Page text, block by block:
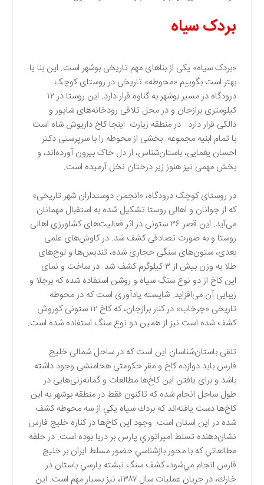
بردک سیاه
«بردک سیاه» یکی از بناهای مهم تاریخی بوشهر است. این بنا یا
بهتر است بگوییم «محوطه» تاریخی در روستای کوچک
درودگاه در مسیر بوشهر به گناوه قرار دارد. اين روستا در ۱۲
کیلومتری برازجان و در محل تلاقی رودخانه‌های شاپور و
دالکی قرار دارد. در منطقه زیارت. اینجا کاخ داریوش شاه است
با تمام ابنیه مجموعه. بخشی از محوطه را با سرپرستی دکتر
احسان یغمایی، باستان‌شناس، از دل خاک بیرون آورده‌اند، و
بخش مهمی نیز هنوز زیر درختان نخل آرمیده است.
در روستای کوچک درودگاه، «انجمن دوستداران شهر تاریخی»
که از جوانان و اهالی روستا تشکیل شده به استقبال مهمانان
می‌آید. این قصر ۳۶ ستونی در اثر فعالیت‌های کشاورزی اهالی
روستا و به صورت تصادفی کشف شد. در کاوش‌های علمی
بعدی، ستون‌های سنگی حجاری شده، تندیس‌ها و لوح‌های
طلا به وزن بیش از ۳ کیلوگرم کشف شد. در ساخت و نمای
این کاخ از دو نوع سنگ سیاه و روشن استفاده شده که برجلا و
زیبایی آن می‌افزاید. شایسته یادآوری است که در محوطه
تاریخی «چرخاب» در کنار برازجان، که کاخ ۱۲ ستونی کوروش
کشف شده است نیز از همین دو نوع سنگ استفاده شده است.
تلقی باستان‌شناسان این است که در ساحل شمالی خلیج
فارس باید دوازده کاخ و مقر حکومتی هخامنشی وجود داشته
باشد و برای یافتن این کاخ‌ها مطالعات و گمانه‌زنی‌هایی در
طول ساحل انجام شده که تاکنون فقط در منطقه بوشهر به این
کاخ‌ها دست یافته‌اند كه بردك سياه يكي از سه محوطه كشف
شده در اين استان است. وجود اين كاخ‌ها در كناره خليج فارس
نشان‌دهنده تسلط امپراتوري پارس بر دريا بوده است. در حلقه
مطالعاتي كه با محور بازشناسي حضور مسلط ايران بر خليج
فارس انجام مي‌شود، كشف سنگ نبشته پارسي باستان در
خارك، در جريان عمليات سال ۱۳۸۷، نيز بسيار مهم است. اين